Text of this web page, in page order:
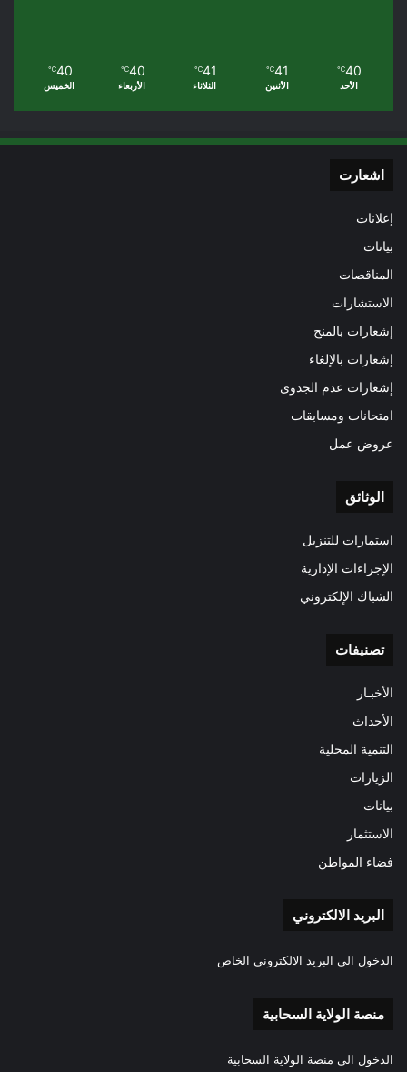
40
℃
الأحد
41
℃
الأثنين
41
℃
الثلاثاء
40
℃
الأربعاء
40
℃
الخميس
اشعارت
إعلانات
بيانات
المناقصات
الاستشارات
إشعارات بالمنح
إشعارات بالإلغاء
إشعارات عدم الجدوى
امتحانات ومسابقات
عروض عمل
الوثائق
استمارات للتنزيل
الإجراءات الإدارية
الشباك الإلكتروني
تصنيفات
الأخبـار
الأحداث
التنمية المحلية
الزيارات
بيانات
الاستثمار
فضاء المواطن
البريد الالكتروني
الدخول الى البريد الالكتروني الخاص
منصة الولاية السحابية
الدخول الى منصة الولاية السحابية